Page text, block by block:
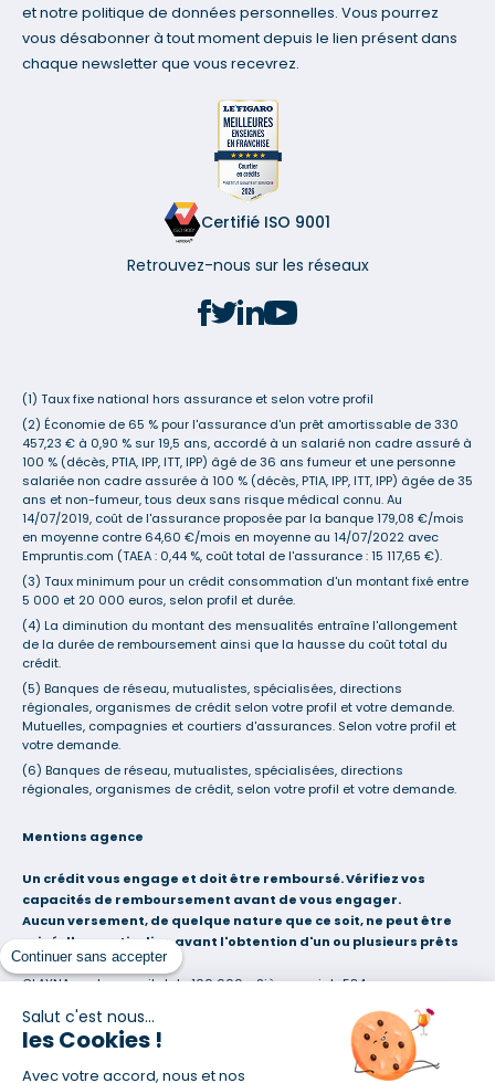
Continuer sans accepter
Salut c'est nous...
les Cookies !
Avec votre accord, nous et nos
et notre politique de données personnelles. Vous pourrez
vous désabonner à tout moment depuis le lien présent dans
chaque newsletter que vous recevrez.
Certifié ISO 9001
Retrouvez-nous sur les réseaux
(1) Taux fixe national hors assurance et selon votre profil
(2) Économie de 65 % pour l'assurance d'un prêt amortissable de 330
457,23 € à 0,90 % sur 19,5 ans, accordé à un salarié non cadre assuré à
100 % (décès, PTIA, IPP, ITT, IPP) âgé de 36 ans fumeur et une personne
salariée non cadre assurée à 100 % (décès, PTIA, IPP, ITT, IPP) âgée de 35
ans et non-fumeur, tous deux sans risque médical connu. Au
14/07/2019, coût de l'assurance proposée par la banque 179,08 €/mois
en moyenne contre 64,60 €/mois en moyenne au 14/07/2022 avec
Empruntis.com (TAEA : 0,44 %, coût total de l'assurance : 15 117,65 €).
(3) Taux minimum pour un crédit consommation d'un montant fixé entre
5 000 et 20 000 euros, selon profil et durée.
(4) La diminution du montant des mensualités entraîne l'allongement
de la durée de remboursement ainsi que la hausse du coût total du
crédit.
(5) Banques de réseau, mutualistes, spécialisées, directions
régionales, organismes de crédit selon votre profil et votre demande.
Mutuelles, compagnies et courtiers d'assurances. Selon votre profil et
votre demande.
(6) Banques de réseau, mutualistes, spécialisées, directions
régionales, organismes de crédit, selon votre profil et votre demande.
Mentions agence
Un crédit vous engage et doit être remboursé. Vérifiez vos
capacités de remboursement avant de vous engager.
Aucun versement, de quelque nature que ce soit, ne peut être
exigé d'un particulier, avant l'obtention d'un ou plusieurs prêts
d'argent.
CLAYNA  sarl au capital de 100 000 - Siège social : 584 avenue
d'Altkirch 68350 BRUNSTATT-DIDENHEIM  RCS Mulhouse 833802325
Courtier en opérations de banque et en services de paiement (COBSP),
Mandataire d'intermédiaire en opérations de banque et en services de
paiement (MIOBSP) et Courtier d'assurance ou de réassurance (COA)